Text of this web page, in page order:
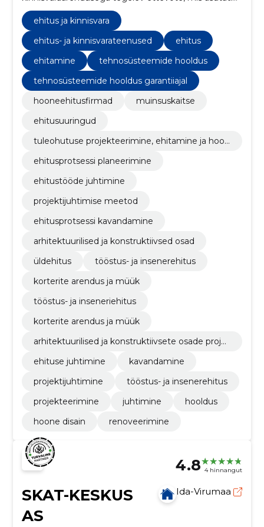
2010. aastal. Neljateistkümne tegutsemisaasta
jooksul oleme kasvanud üheks turu juhtivaks
ettevõtteks Eestis.
ehitus ja kinnisvara
ehitus- ja kinnisvarateenused
ehitus
ehitamine
tehnosüsteemide hooldus
tehnosüsteemide hooldus garantiiajal
hooneehitusfirmad
muinsuskaitse
ehitusuuringud
tuleohutuse projekteerimine, ehitamine ja hool
ehitusprotsessi planeerimine
ehitustööde juhtimine
projektijuhtimise meetod
ehitusprotsessi kavandamine
arhitektuurilised ja konstruktiivsed osad
üldehitus
tööstus- ja insenerehitus
korterite arendus ja müük
tööstus- ja inseneriehitus
korterite arendus ja müük
arhitektuurilised ja konstruktiivsete osade proje
ehituse juhtimine
kavandamine
projektijuhtimine
tööstus- ja insenerehitus
projekteerimine
juhtimine
hooldus
hoone disain
renoveerimine
4.8 4 hinnangut
SKAT-KESKUS
AS
Ida-Virumaa